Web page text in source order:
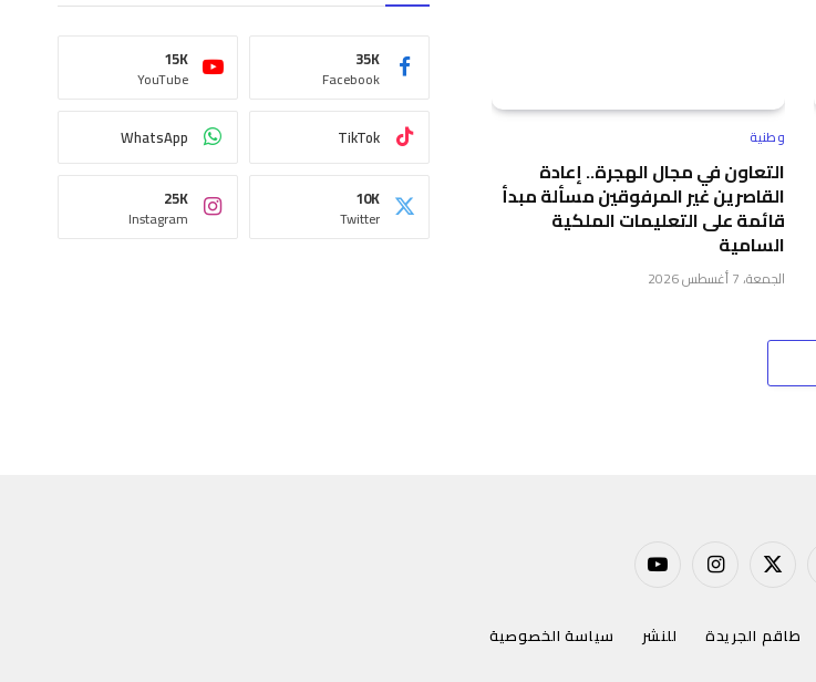
وطنية
التعاون في مجال الهجرة.. إعادة
القاصرين غير المرفوقين مسألة مبدأ
قائمة على التعليمات الملكية
السامية
الجمعة، 7 أغسطس 2026
Facebook
35K
YouTube
15K
TikTok
WhatsApp
Twitter
10K
Instagram
25K
X الانستغراميوتيوب
طاقم الجريدة للنشر سياسة الخصوصية